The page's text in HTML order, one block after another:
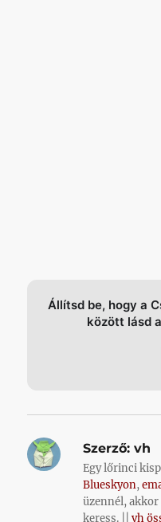
Állítsd be, hogy a
között lásd
Szerző: vh
Egy lőrinci
Blueskyon,
üzennél, akkor
keress. ||vh